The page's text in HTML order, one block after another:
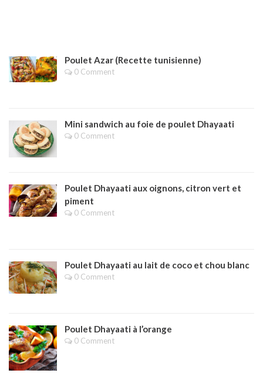
Poulet Azar (Recette tunisienne)
0 Comment
Mini sandwich au foie de poulet Dhayaati
0 Comment
Poulet Dhayaati aux oignons, citron vert et
piment
0 Comment
Poulet Dhayaati au lait de coco et chou blanc
0 Comment
Poulet Dhayaati à l’orange
0 Comment